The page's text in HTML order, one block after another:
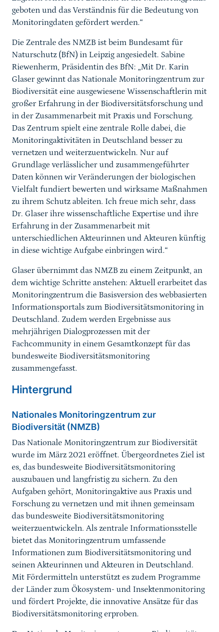
geboten und das Verständnis für die Bedeutung von
Monitoringdaten gefördert werden.“
Die Zentrale des NMZB ist beim Bundesamt für
Naturschutz (BfN) in Leipzig angesiedelt. Sabine
Riewenherm, Präsidentin des BfN: „Mit Dr. Karin
Glaser gewinnt das Nationale Monitoringzentrum zur
Biodiversität eine ausgewiesene Wissenschaftlerin mit
großer Erfahrung in der Biodiversitätsforschung und
in der Zusammenarbeit mit Praxis und Forschung.
Das Zentrum spielt eine zentrale Rolle dabei, die
Monitoringaktivitäten in Deutschland besser zu
vernetzen und weiterzuentwickeln. Nur auf
Grundlage verlässlicher und zusammengeführter
Daten können wir Veränderungen der biologischen
Vielfalt fundiert bewerten und wirksame Maßnahmen
zu ihrem Schutz ableiten. Ich freue mich sehr, dass
Dr. Glaser ihre wissenschaftliche Expertise und ihre
Erfahrung in der Zusammenarbeit mit
unterschiedlichen Akteurinnen und Akteuren künftig
in diese wichtige Aufgabe einbringen wird.“
Glaser übernimmt das NMZB zu einem Zeitpunkt, an
dem wichtige Schritte anstehen: Aktuell erarbeitet das
Monitoringzentrum die Basisversion des webbasierten
Informationsportals zum Biodiversitätsmonitoring in
Deutschland. Zudem werden Ergebnisse aus
mehrjährigen Dialogprozessen mit der
Fachcommunity in einem Gesamtkonzept für das
bundesweite Biodiversitätsmonitoring
zusammengefasst.
Hintergrund
Nationales Monitoringzentrum zur
Biodiversität (NMZB)
Das Nationale Monitoringzentrum zur Biodiversität
wurde im März 2021 eröffnet. Übergeordnetes Ziel ist
es, das bundesweite Biodiversitätsmonitoring
auszubauen und langfristig zu sichern. Zu den
Aufgaben gehört, Monitoringaktive aus Praxis und
Forschung zu vernetzen und mit ihnen gemeinsam
das bundesweite Biodiversitätsmonitoring
weiterzuentwickeln. Als zentrale Informationsstelle
bietet das Monitoringzentrum umfassende
Informationen zum Biodiversitätsmonitoring und
seinen Akteurinnen und Akteuren in Deutschland.
Mit Fördermitteln unterstützt es zudem Programme
der Länder zum Ökosystem- und Insektenmonitoring
und fördert Projekte, die innovative Ansätze für das
Biodiversitätsmonitoring erproben.